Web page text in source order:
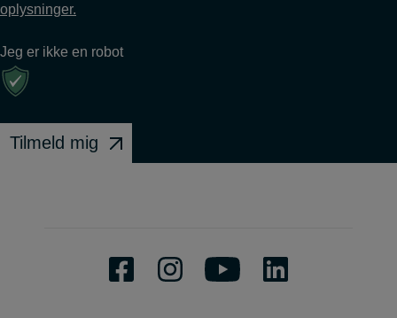
oplysninger.
Jeg er ikke en robot
Tilmeld mig